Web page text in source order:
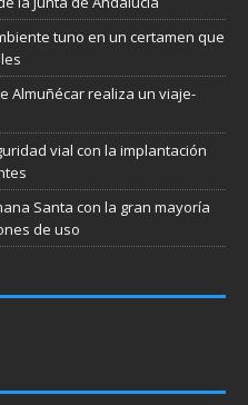
tuno en un certamen que
Almuñécar realiza un viaje-
vial con la implantación
Santa con la gran mayoría
de uso